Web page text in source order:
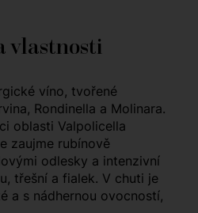
vlastnosti
víno, tvořené
Rondinella a Molinara.
oblasti Valpolicella
zaujme rubínově
odlesky a intenzivní
třešní a fialek. V chuti je
a s nádhernou ovocností,